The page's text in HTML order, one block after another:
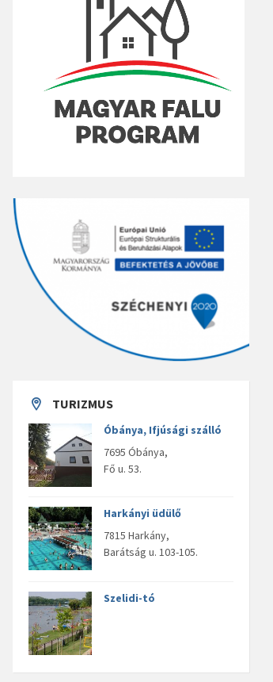
TURIZMUS
Óbánya, Ifjúsági szálló
7695 Óbánya,
Fő u. 53.
Harkányi üdülő
7815 Harkány,
Barátság u. 103-105.
Szelidi-tó